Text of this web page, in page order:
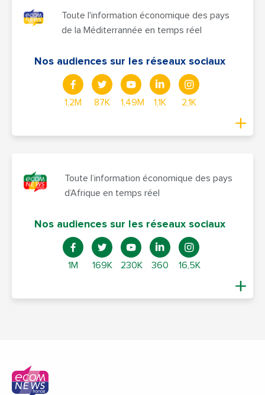
Toute l'information économique des pays
de la Méditerrannée en temps réel
Nos audiences sur les réseaux sociaux
1,2M 87K 1,49M 1,1K 2,1K
Toute l’information économique des pays
d’Afrique en temps réel
Nos audiences sur les réseaux sociaux
1M 169K 230K 360 16,5K